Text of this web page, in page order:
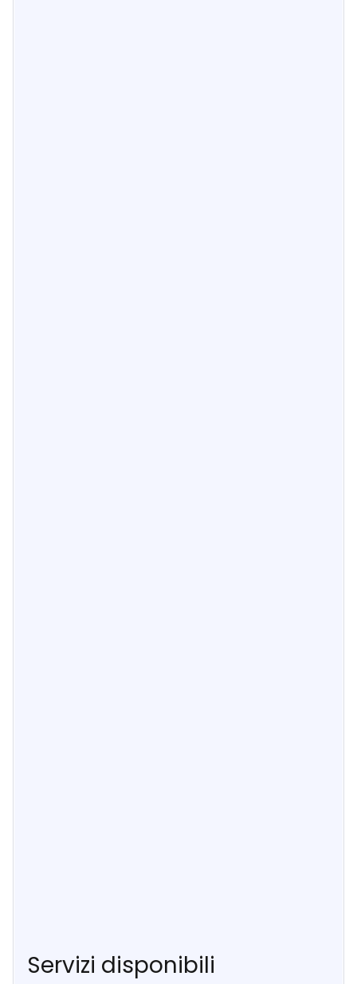
Servizi disponibili